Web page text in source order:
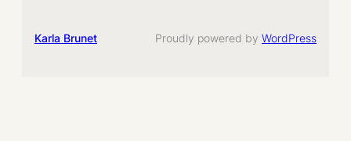
Karla Brunet Proudly powered by WordPress